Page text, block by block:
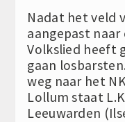
Nadat het veld
aangepast naar
Volkslied heeft
gaan
weg naar het
Lollum staat
Leeuwarden